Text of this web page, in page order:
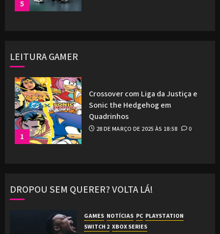
5
LEITURA GAMER
1
Crossover com Liga da Justiça e
Sonic the Hedgehog em
Quadrinhos
28 DE MARÇO DE 2025 ÀS 18:58 0
DROPOU SEM QUERER? VOLTA LÁ!
GAMES NOTÍCIAS PC PLAYSTATION
SWITCH 2 XBOX SERIES